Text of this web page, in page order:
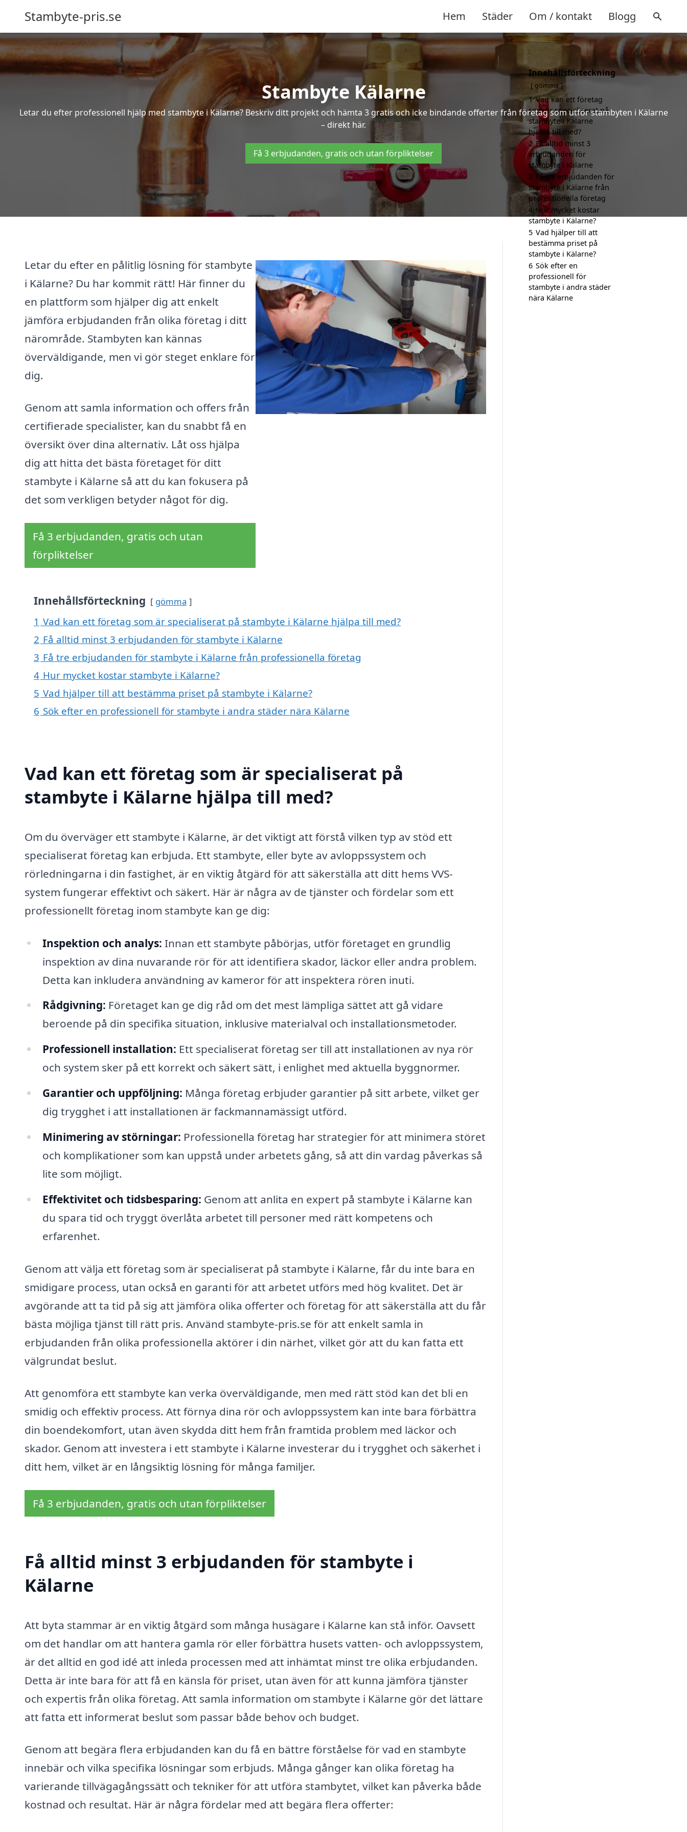
Stambyte-pris.se Hem Städer Om / kontakt Blogg
Stambyte Kälarne
Letar du efter professionell hjälp med stambyte i Kälarne? Beskriv ditt projekt och hämta 3 gratis och icke bindande offerter från företag som utför stambyten i Kälarne
– direkt här.
Få 3 erbjudanden, gratis och utan förpliktelser
Letar du efter en pålitlig lösning för stambyte
i Kälarne? Du har kommit rätt! Här finner du
en plattform som hjälper dig att enkelt
jämföra erbjudanden från olika företag i ditt
närområde. Stambyten kan kännas
överväldigande, men vi gör steget enklare för
dig.
Genom att samla information och offers från
certifierade specialister, kan du snabbt få en
översikt över dina alternativ. Låt oss hjälpa
dig att hitta det bästa företaget för ditt
stambyte i Kälarne så att du kan fokusera på
det som verkligen betyder något för dig.
Få 3 erbjudanden, gratis och utan
förpliktelser
Innehållsförteckning gömma
1 Vad kan ett företag som är specialiserat på stambyte i Kälarne hjälpa till med?
2 Få alltid minst 3 erbjudanden för stambyte i Kälarne
3 Få tre erbjudanden för stambyte i Kälarne från professionella företag
4 Hur mycket kostar stambyte i Kälarne?
5 Vad hjälper till att bestämma priset på stambyte i Kälarne?
6 Sök efter en professionell för stambyte i andra städer nära Kälarne
Vad kan ett företag som är specialiserat på
stambyte i Kälarne hjälpa till med?
Om du överväger ett stambyte i Kälarne, är det viktigt att förstå vilken typ av stöd ett
specialiserat företag kan erbjuda. Ett stambyte, eller byte av avloppssystem och
rörledningarna i din fastighet, är en viktig åtgärd för att säkerställa att ditt hems VVS-
system fungerar effektivt och säkert. Här är några av de tjänster och fördelar som ett
professionellt företag inom stambyte kan ge dig:
Inspektion och analys: Innan ett stambyte påbörjas, utför företaget en grundlig
inspektion av dina nuvarande rör för att identifiera skador, läckor eller andra problem.
Detta kan inkludera användning av kameror för att inspektera rören inuti.
Rådgivning: Företaget kan ge dig råd om det mest lämpliga sättet att gå vidare
beroende på din specifika situation, inklusive materialval och installationsmetoder.
Professionell installation: Ett specialiserat företag ser till att installationen av nya rör
och system sker på ett korrekt och säkert sätt, i enlighet med aktuella byggnormer.
Garantier och uppföljning: Många företag erbjuder garantier på sitt arbete, vilket ger
dig trygghet i att installationen är fackmannamässigt utförd.
Minimering av störningar: Professionella företag har strategier för att minimera störet
och komplikationer som kan uppstå under arbetets gång, så att din vardag påverkas så
lite som möjligt.
Effektivitet och tidsbesparing: Genom att anlita en expert på stambyte i Kälarne kan
du spara tid och tryggt överlåta arbetet till personer med rätt kompetens och
erfarenhet.
Genom att välja ett företag som är specialiserat på stambyte i Kälarne, får du inte bara en
smidigare process, utan också en garanti för att arbetet utförs med hög kvalitet. Det är
avgörande att ta tid på sig att jämföra olika offerter och företag för att säkerställa att du får
bästa möjliga tjänst till rätt pris. Använd stambyte-pris.se för att enkelt samla in
erbjudanden från olika professionella aktörer i din närhet, vilket gör att du kan fatta ett
välgrundat beslut.
Att genomföra ett stambyte kan verka överväldigande, men med rätt stöd kan det bli en
smidig och effektiv process. Att förnya dina rör och avloppssystem kan inte bara förbättra
din boendekomfort, utan även skydda ditt hem från framtida problem med läckor och
skador. Genom att investera i ett stambyte i Kälarne investerar du i trygghet och säkerhet i
ditt hem, vilket är en långsiktig lösning för många familjer.
Få 3 erbjudanden, gratis och utan förpliktelser
Få alltid minst 3 erbjudanden för stambyte i
Kälarne
Att byta stammar är en viktig åtgärd som många husägare i Kälarne kan stå inför. Oavsett
om det handlar om att hantera gamla rör eller förbättra husets vatten- och avloppssystem,
är det alltid en god idé att inleda processen med att inhämtat minst tre olika erbjudanden.
Detta är inte bara för att få en känsla för priset, utan även för att kunna jämföra tjänster
och expertis från olika företag. Att samla information om stambyte i Kälarne gör det lättare
att fatta ett informerat beslut som passar både behov och budget.
Genom att begära flera erbjudanden kan du få en bättre förståelse för vad en stambyte
innebär och vilka specifika lösningar som erbjuds. Många gånger kan olika företag ha
varierande tillvägagångssätt och tekniker för att utföra stambytet, vilket kan påverka både
kostnad och resultat. Här är några fördelar med att begära flera offerter:
Innehållsförteckning
gömma
1 Vad kan ett företag
som är specialiserat på
stambyte i Kälarne
hjälpa till med?
2 Få alltid minst 3
erbjudanden för
stambyte i Kälarne
3 Få tre erbjudanden för
stambyte i Kälarne från
professionella företag
4 Hur mycket kostar
stambyte i Kälarne?
5 Vad hjälper till att
bestämma priset på
stambyte i Kälarne?
6 Sök efter en
professionell för
stambyte i andra städer
nära Kälarne